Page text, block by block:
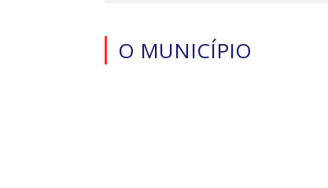
O MUNICÍPIO